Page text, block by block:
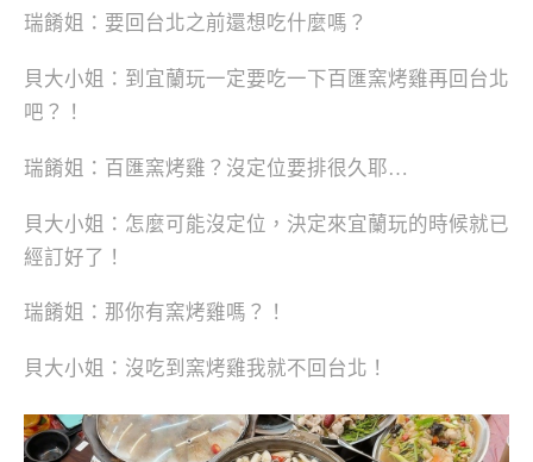
瑞餚姐：要回台北之前還想吃什麼嗎？
貝大小姐：到宜蘭玩一定要吃一下百匯窯烤雞再回台北
吧？！
瑞餚姐：百匯窯烤雞？沒定位要排很久耶…
貝大小姐：怎麼可能沒定位，決定來宜蘭玩的時候就已
經訂好了！
瑞餚姐：那你有窯烤雞嗎？！
貝大小姐：沒吃到窯烤雞我就不回台北！